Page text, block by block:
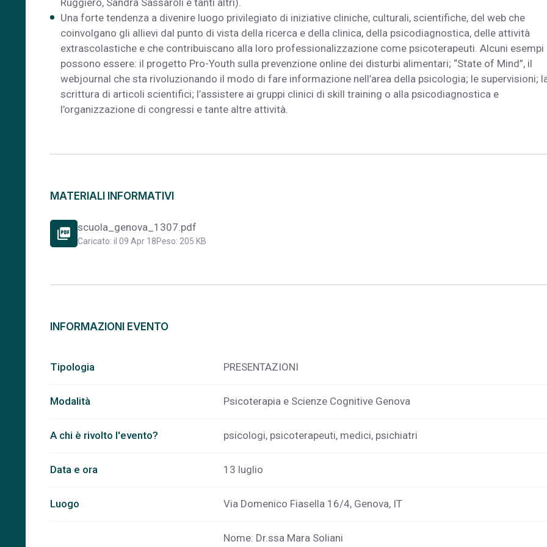
Una forte tendenza a divenire luogo privilegiato di iniziative cliniche, culturali, scientifiche, del web che
coinvolgano gli allievi dal punto di vista della ricerca e della clinica, della psicodiagnostica, delle attività
extrascolastiche e che contribuiscano alla loro professionalizzazione come psicoterapeuti. Alcuni esempi
possono essere: il progetto Pro-Youth sulla prevenzione online dei disturbi alimentari; “State of Mind”, il
webjournal che sta rivoluzionando il modo di fare informazione nell’area della psicologia; le supervisioni;
scrittura di articoli scientifici; l’assistere ai gruppi clinici di skill training o alla psicodiagnostica e
l’organizzazione di congressi e tante altre attività.
MATERIALI INFORMATIVI
picture_as_pdf scuola_genova_1307.pdf
Caricato: il 09 Apr 18Peso: 205 KB
INFORMAZIONI EVENTO
Tipologia PRESENTAZIONI
Modalità Psicoterapia e Scienze Cognitive Genova
A chi è rivolto l'evento? psicologi, psicoterapeuti, medici, psichiatri
Data e ora 13 luglio
Luogo Via Domenico Fiasella 16/4, Genova, IT
Nome: Dr.ssa Mara Soliani